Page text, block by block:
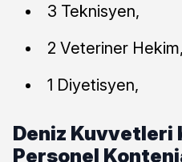
3 Teknisyen,
2 Veteriner Hekim,
1 Diyetisyen,
Deniz Kuvvetleri
Personel